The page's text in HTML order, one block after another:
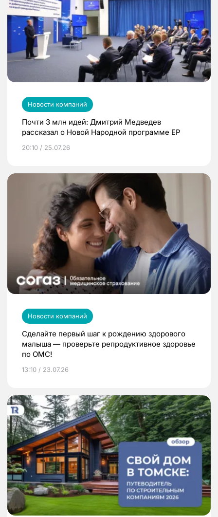
Новости компаний
Почти 3 млн идей: Дмитрий Медведев
рассказал о Новой Народной программе ЕР
20:10 / 25.07.26
Новости компаний
Сделайте первый шаг к рождению здорового
малыша — проверьте репродуктивное здоровье
по ОМС!
13:10 / 23.07.26